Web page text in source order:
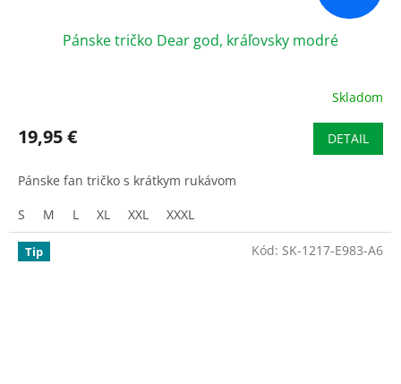
Pánske tričko Dear god, kráľovsky modré
Skladom
19,95 € DETAIL
Pánske fan tričko s krátkym rukávom
S
M L XL XXL XXXL
Tip Kód: SK-1217-E983-A6